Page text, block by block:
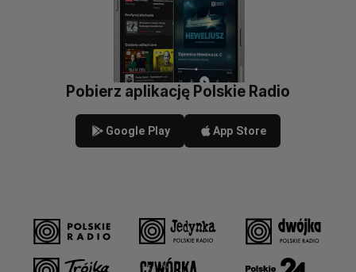
Pobierz aplikację Polskie Radio
Google Play App Store